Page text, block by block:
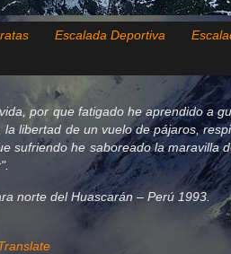
Escalada Deportiva
por que fatigado he aprendido a
libertad de un vuelo de pájaros,
sufriendo he saboreado la
norte del Huascarán – Perú 1993.